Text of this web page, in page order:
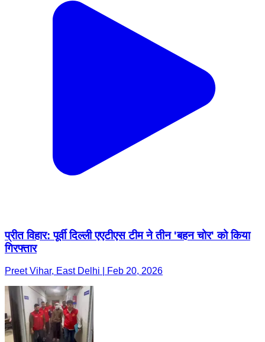
प्रीत विहार: पूर्वी दिल्ली एएटीएस टीम ने तीन 'बहन चोर' को किया
गिरफ्तार
Preet Vihar, East Delhi | Feb 20, 2026